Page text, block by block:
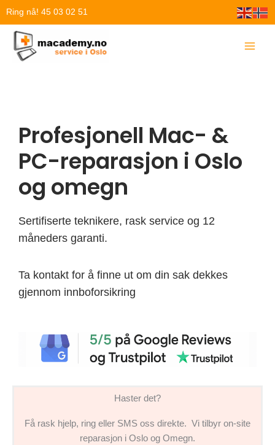
Hopp
innholdet
Ring nå! 45 03 02 51
Profesjonell Mac- &
PC-reparasjon i Oslo
og omegn
Sertifiserte teknikere, rask service og 12
måneders garanti.
Ta kontakt for å finne ut om din sak dekkes
gjennom innboforsikring
Haster det?
Få rask hjelp, ring eller SMS oss direkte. Vi tilbyr on-site
reparasjon i Oslo og Omegn.